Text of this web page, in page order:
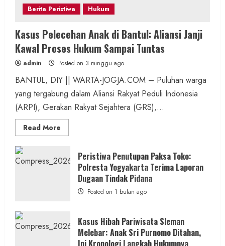
Berita Peristiwa Hukum
Kasus Pelecehan Anak di Bantul: Aliansi Janji
Kawal Proses Hukum Sampai Tuntas
admin Posted on 3 minggu ago
BANTUL, DIY || WARTA-JOGJA.COM – Puluhan warga
yang tergabung dalam Aliansi Rakyat Peduli Indonesia
(ARPI), Gerakan Rakyat Sejahtera (GRS),...
Read More
more
Pelecehan
Anak
Bantul:
Aliansi
Kawal
Sampai
Tuntas
Peristiwa Penutupan Paksa Toko:
Polresta Yogyakarta Terima Laporan
Dugaan Tindak Pidana
Posted on 1 bulan ago
Kasus Hibah Pariwisata Sleman
Melebar: Anak Sri Purnomo Ditahan,
Ini Kronologi Langkah Hukumnya